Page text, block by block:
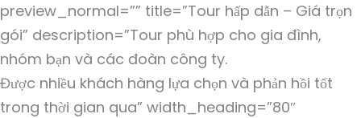
preview_normal=”” title=”Tour hấp dẫn – Giá trọn
gói” description=”Tour phù hợp cho gia đình,
nhóm bạn và các đoàn công ty.
Được nhiều khách hàng lựa chọn và phản hồi tốt
trong thời gian qua” width_heading=”80″